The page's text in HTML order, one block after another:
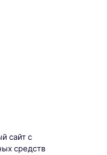
сайт с
средств